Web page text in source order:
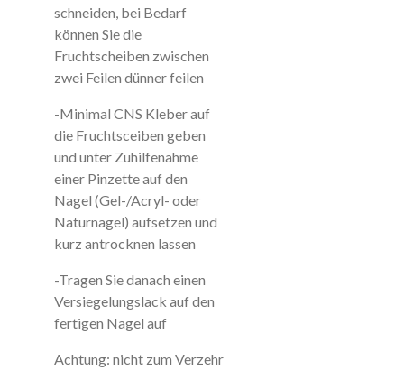
schneiden, bei Bedarf
können Sie die
Fruchtscheiben zwischen
zwei Feilen dünner feilen
-Minimal CNS Kleber auf
die Fruchtsceiben geben
und unter Zuhilfenahme
einer Pinzette auf den
Nagel (Gel-/Acryl- oder
Naturnagel) aufsetzen und
kurz antrocknen lassen
-Tragen Sie danach einen
Versiegelungslack auf den
fertigen Nagel auf
Achtung: nicht zum Verzehr